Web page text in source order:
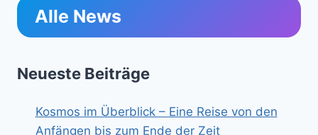
Alle News
Neueste Beiträge
Kosmos im Überblick – Eine Reise von den
Anfängen bis zum Ende der Zeit